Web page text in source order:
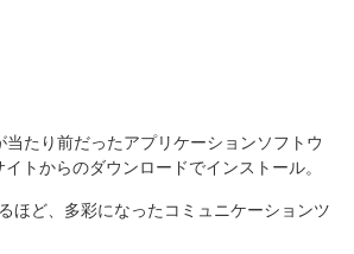
当たり前だったアプリケーションソフトウ
トからのダウンロードでインストール。
ほど、多彩になったコミュニケーションツ